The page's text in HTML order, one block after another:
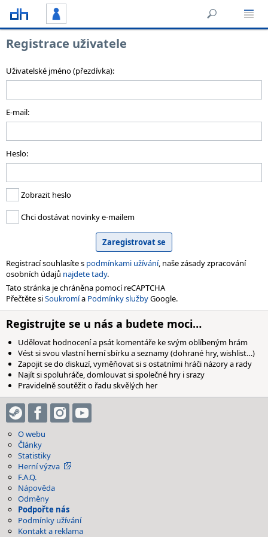
Registrace uživatele
Uživatelské jméno (přezdívka):
E-mail:
Heslo:
Zobrazit heslo
Chci dostávat novinky e-mailem
Registrací souhlasíte s podmínkami užívání, naše zásady zpracování
osobních údajů najdete tady.
Tato stránka je chráněna pomocí reCAPTCHA
Přečtěte siSoukromía Podmínky službyGoogle.
Registrujte se u nás a budete moci…
Udělovat hodnocení a psát komentáře ke svým oblíbeným hrám
Vést si svou vlastní herní sbírku a seznamy (dohrané hry, wishlist…)
Zapojit se do diskuzí, vyměňovat si s ostatními hráči názory a rady
Najít si spoluhráče, domlouvat si společné hry i srazy
Pravidelně soutěžit o řadu skvělých her
O webu
Články
Statistiky
Herní výzva
F.A.Q.
Nápověda
Odměny
Podpořte nás
Podmínky užívání
Kontakt a reklama